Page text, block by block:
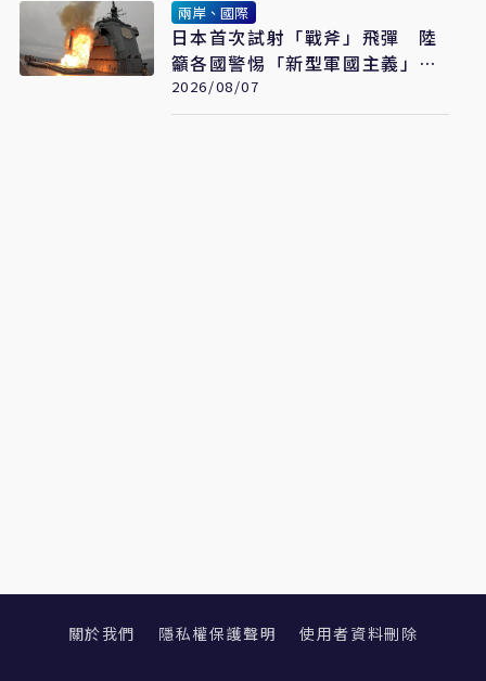
兩岸、國際
日本首次試射「戰斧」飛彈 陸
籲各國警惕「新型軍國主義」發
展
2026/08/07
關於我們 隱私權保護聲明 使用者資料刪除